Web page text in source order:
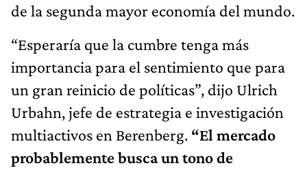
de la segunda mayor economía del mundo.
“Esperaría que la cumbre tenga más
importancia para el sentimiento que para
un gran reinicio de políticas”, dijo Ulrich
Urbahn, jefe de estrategia e investigación
multiactivos en Berenberg. “El mercado
probablemente busca un tono de